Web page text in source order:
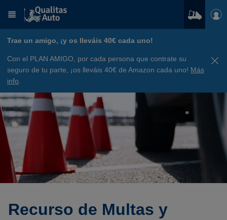
Trae un amigo, ¡y os lleváis 40€ cada uno!
Con el PLAN AMIGO, por cada persona que contrate su
seguro de tu parte, ¡os lleváis 40€ de Amazon cada uno! Más
info
Recurso de Multas y